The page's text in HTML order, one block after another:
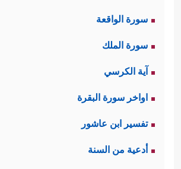
سورة الواقعة
سورة الملك
آية الكرسي
اواخر سورة البقرة
تفسير ابن عاشور
أدعية من السنة